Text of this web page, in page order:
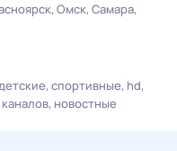
Омск Самара
спортивные hd
новостные